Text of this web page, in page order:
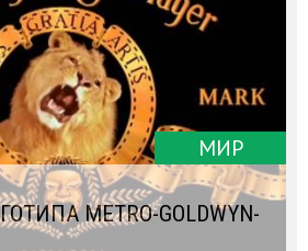
МИР
METRO-GOLDWYN-